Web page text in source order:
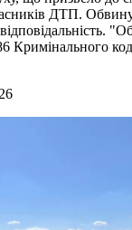
ДТП.
Кримінального